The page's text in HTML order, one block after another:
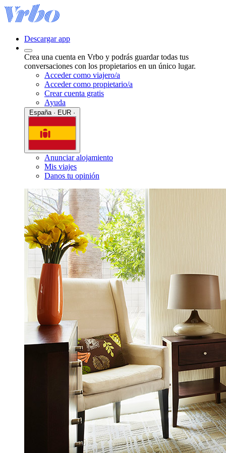
Descargar app
Crea una cuenta en Vrbo y podrás guardar todas tus
conversaciones con los propietarios en un único lugar.
Acceder como viajero/a
Acceder como propietario/a
Crear cuenta gratis
Ayuda
Anunciar alojamiento
Mis viajes
Danos tu opinión